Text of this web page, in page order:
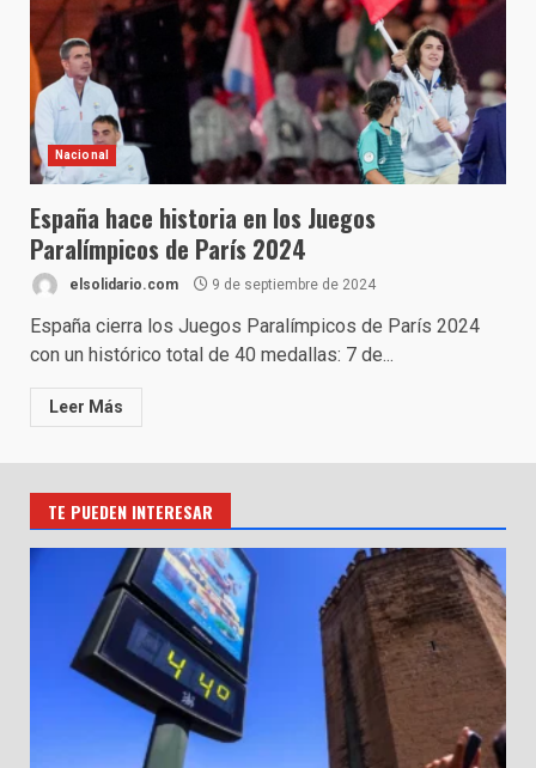
Nacional
España hace historia en los Juegos
Paralímpicos de París 2024
elsolidario.com 9 de septiembre de 2024
España cierra los Juegos Paralímpicos de París 2024
con un histórico total de 40 medallas: 7 de...
Leer Más
TE PUEDEN INTERESAR